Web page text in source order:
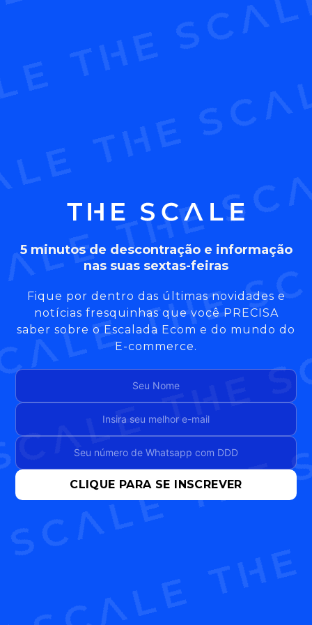
5 minutos de descontração e informação
nas suas sextas-feiras
Fique por dentro das últimas novidades e
notícias fresquinhas que você PRECISA
saber sobre o Escalada Ecom e do mundo do
E-commerce.